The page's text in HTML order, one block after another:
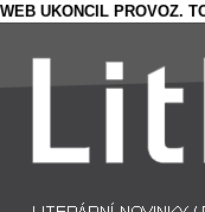
WEB UKONCIL PROVOZ.